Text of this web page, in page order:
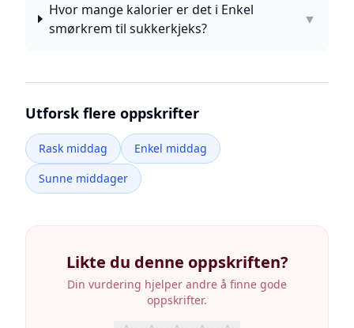
Hvor mange kalorier er det i Enkel
smørkrem til sukkerkjeks?
▼
Utforsk flere oppskrifter
Rask middag
Enkel middag
Sunne middager
Likte du denne oppskriften?
Din vurdering hjelper andre å finne gode
oppskrifter.